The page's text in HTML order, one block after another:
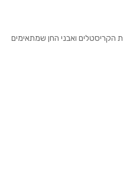
הקריסטלים ואבני החן שמתאימים